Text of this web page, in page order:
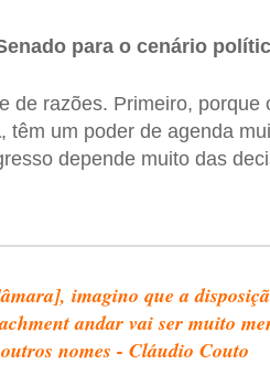
para o cenário
de razões. Primeiro, porque
, têm um poder de agenda
depende muito das
imagino que a
andar vai ser muito
nomes - Cláudio Couto